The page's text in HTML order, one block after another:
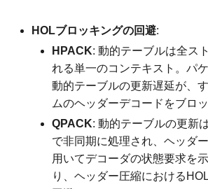
HOLブロッキングの回避:
HPACK: 動的テーブルは全ス
れる単一のコンテキスト。パ
動的テーブルの更新遅延が、
ムのヘッダーデコードをブロッ
QPACK: 動的テーブルの更新
で非同期に処理され、ヘッダ
用いてデコーダの状態要求を
り、ヘッダー圧縮における